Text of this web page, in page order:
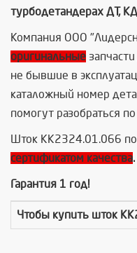
турбодетандерах ДТ,
Компания ООО
оригинальные
не бывшие в
каталожный номер
помогут разобраться
Шток КК2324.01.066
сертификатом качества.
Гарантия 1 год!
Чтобы купить шток